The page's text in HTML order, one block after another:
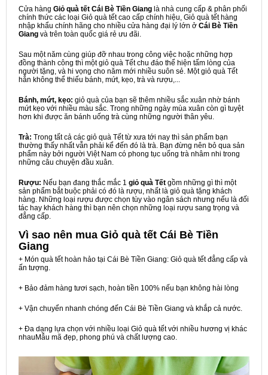
Cửa hàng Giỏ quà tết Cái Bè Tiền Giang là nhà cung cấp & phân phối
chính thức các loại Giỏ quà tết cao cấp chính hiệu, Giỏ quà tết hàng
nhập khẩu chính hãng cho nhiều cửa hàng đại lý lớn ở Cái Bè Tiền
Giang và trên toàn quốc giá rẻ ưu đãi.
Sau một năm cùng giúp đỡ nhau trong công việc hoặc những hợp
đồng thành công thì một giỏ quà Tết chu đáo thể hiện tấm lòng của
người tặng, và hi vọng cho năm mới nhiều suôn sẻ. Một giỏ quà Tết
hẳn không thể thiếu bánh, mứt, kẹo, trà và rượu,...
Bánh, mứt, kẹo: giỏ quà của bạn sẽ thêm nhiều sắc xuân nhờ bánh
mứt kẹo với nhiều màu sắc. Trong những ngày mùa xuân còn gì tuyệt
hơn khi được ăn bánh uống trà cùng những người thân yêu.
Trà: Trong tất cả các giỏ quà Tết từ xưa tới nay thì sản phẩm bạn
thường thấy nhất vẫn phải kể đến đó là trà. Bạn đừng nên bỏ qua sản
phẩm này bởi người Việt Nam có phong tục uống trà nhâm nhi trong
những câu chuyện đầu xuân.
Rượu: Nếu bạn đang thắc mắc 1 giỏ quà Tết gồm những gì thì một
sản phẩm bắt buộc phải có đó là rượu, nhất là giỏ quà tặng khách
hàng. Những loại rượu được chọn tùy vào ngân sách nhưng nếu là đối
tác hay khách hàng thì bạn nên chọn những loại rượu sang trọng và
đẳng cấp.
Vì sao nên mua Giỏ quà tết Cái Bè Tiền
Giang
+ Món quà tết hoàn hảo tại Cái Bè Tiền Giang: Giỏ quà tết đẳng cấp và
ấn tượng.
+ Bảo đảm hàng tươi sạch, hoàn tiền 100% nếu bạn không hài lòng
+ Vận chuyển nhanh chóng đến Cái Bè Tiền Giang và khắp cả nước.
+ Đa dạng lựa chọn với nhiều loại Giỏ quà tết với nhiều hương vị khác
nhauMẫu mã đẹp, phong phú và chất lượng cao.